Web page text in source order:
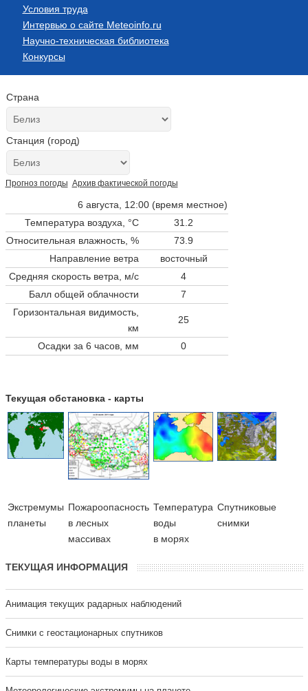
Условия труда
Интервью о сайте Meteoinfo.ru
Научно-техническая библиотека
Конкурсы
Страна
Станция (город)
Прогноз погоды Архив фактической погоды
6 августа, 12:00 (время местное)
Температура воздуха, °C
31.2
Относительная влажность, %
73.9
Направление ветра
восточный
Средняя скорость ветра, м/с
4
Балл общей облачности
7
Горизонтальная видимость,
км
25
Осадки за 6 часов, мм 0
Текущая обстановка - карты
Экстремумы
планеты
Пожароопасность
в лесных
массивах
Температура
воды
в морях
Cпутниковые
снимки
ТЕКУЩАЯ ИНФОРМАЦИЯ
Анимация текущих радарных наблюдений
Cнимки с геостационарных спутников
Карты температуры воды в морях